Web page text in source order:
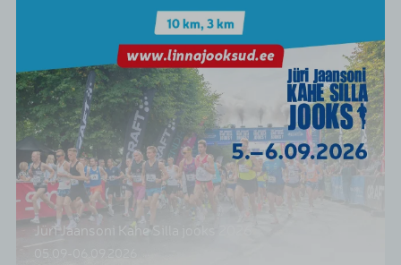
Jüri Jaansoni Kahe Silla jooks 2026